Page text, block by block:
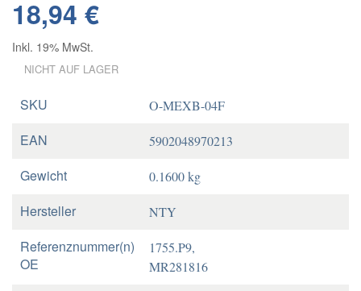
18,94 €
Inkl. 19% MwSt.
NICHT AUF LAGER
SKU O-MEXB-04F
EAN 5902048970213
Gewicht 0.1600 kg
Hersteller NTY
Referenznummer(n)
OE
1755.P9,
MR281816